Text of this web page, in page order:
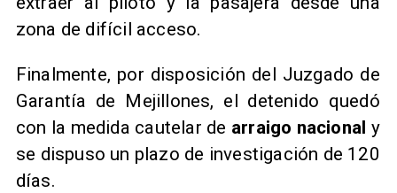
zona de difícil acceso.
Finalmente, por disposición del Juzgado de
Garantía de Mejillones, el detenido quedó
con la medida cautelar de arraigo nacional y
se dispuso un plazo de investigación de 120
días.